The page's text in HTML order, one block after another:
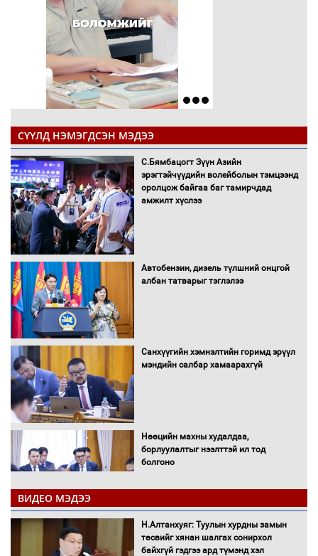
СҮҮЛД НЭМЭГДСЭН МЭДЭЭ
С.Бямбацогт Зүүн Азийн
эрэгтэйчүүдийн волейболын тэмцээнд
оролцож байгаа баг тамирчдад
амжилт хүслээ
Автобензин, дизель түлшний онцгой
албан татварыг тэглэлээ
Санхүүгийн хэмнэлтийн горимд эрүүл
мэндийн салбар хамаарахгүй
Нөөцийн махны худалдаа,
борлуулалтыг нээлттэй ил тод
болгоно
Монгол Улс “COP17”-д “Тал хээрийн
төлөвлөгөө”-гөө танилцуулна
ВИДЕО МЭДЭЭ
Н.Алтанхуяг: Туулын хурдны замын
төсвийг хянан шалгах сонирхол
байхгүй гэдгээ ард түмэнд хэл